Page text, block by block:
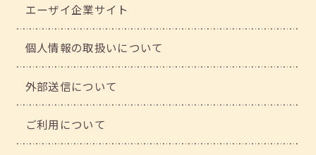
エーザイ企業サイト
個人情報の取扱いについて
外部送信について
ご利用について